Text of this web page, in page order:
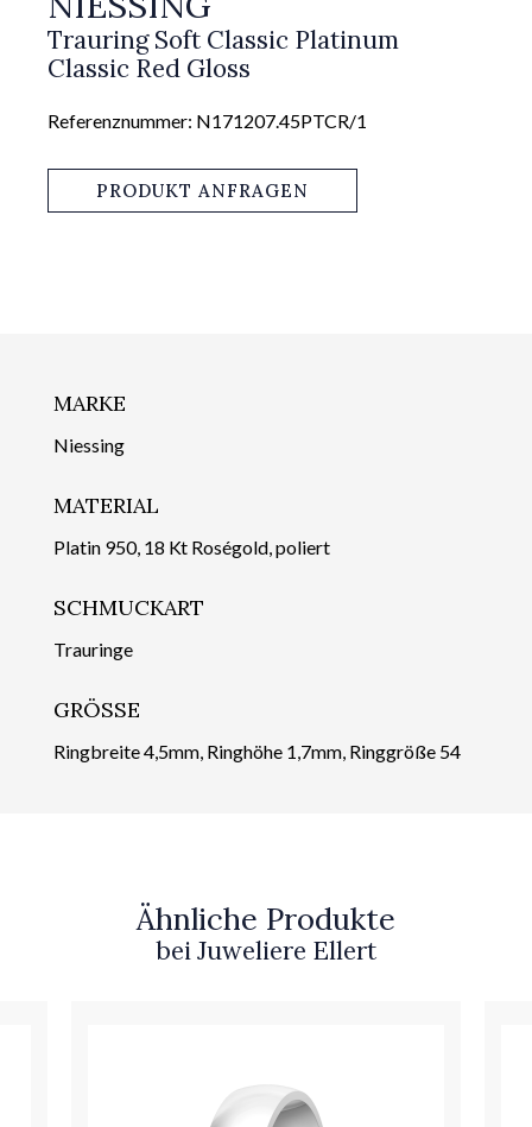
Trauring Soft Classic Platinum
Classic Red Gloss
Referenznummer: N171207.45PTCR/1
PRODUKT ANFRAGEN
MARKE
Niessing
MATERIAL
Platin 950, 18 Kt Roségold, poliert
SCHMUCKART
Trauringe
GRÖSSE
Ringbreite 4,5mm, Ringhöhe 1,7mm, Ringgröße 54
Ähnliche Produkte
bei Juweliere Ellert